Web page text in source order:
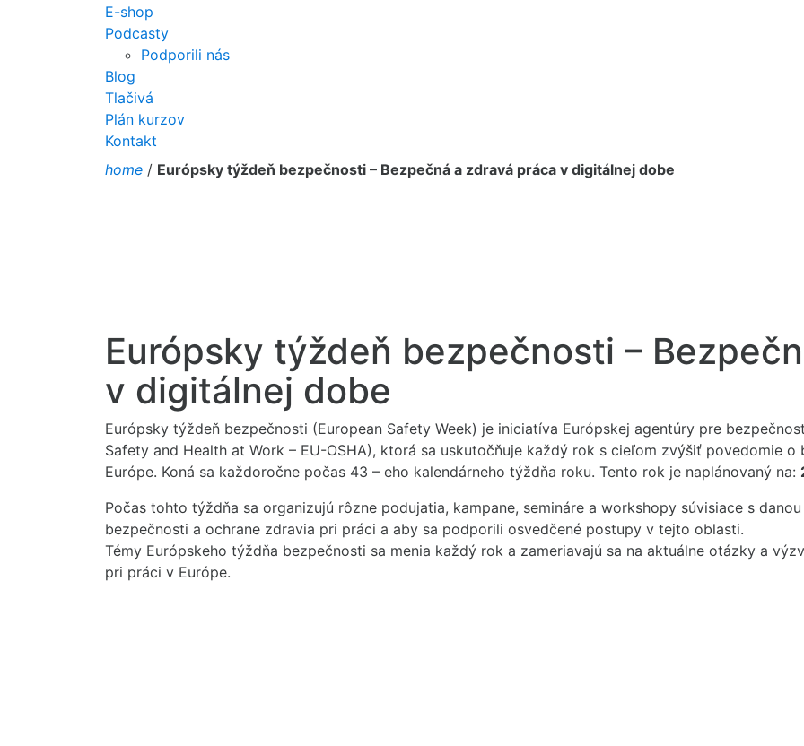
E-shop
Podcasty
Podporili nás
Blog
Tlačivá
Plán kurzov
Kontakt
home / Európsky týždeň bezpečnosti – Bezpečná a zdravá práca v digitálnej dobe
Európsky týždeň bezpečnosti –
v digitálnej dobe
Európsky týždeň bezpečnosti (European Safety Week) je iniciatíva Európskej agentúry pre
Safety and Health at Work – EU-OSHA), ktorá sa uskutočňuje každý rok s cieľom zvýšiť povedomie
Európe. Koná sa každoročne počas 43 – eho kalendárneho týždňa roku. Tento rok je naplánovaný na:
Počas tohto týždňa sa organizujú rôzne podujatia, kampane, semináre a workshopy súvisiace s
bezpečnosti a ochrane zdravia pri práci a aby sa podporili osvedčené postupy v tejto oblasti.
Témy Európskeho týždňa bezpečnosti sa menia každý rok a zameriavajú sa na aktuálne otázky a
pri práci v Európe.